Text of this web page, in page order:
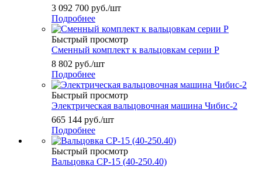
3 092 700 руб./шт
Подробнее
Быстрый просмотр
Сменный комплект к вальцовкам серии Р
8 802 руб./шт
Подробнее
Быстрый просмотр
Электрическая вальцовочная машина Чибис-2
665 144 руб./шт
Подробнее
Быстрый просмотр
Вальцовка СР-15 (40-250.40)